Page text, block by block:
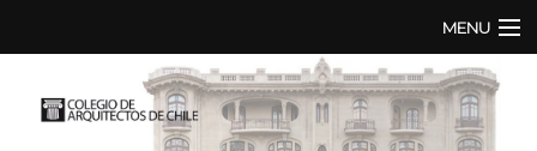
MENU